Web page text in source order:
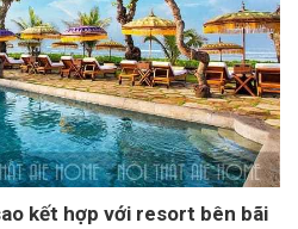
kết hợp với resort bên bãi